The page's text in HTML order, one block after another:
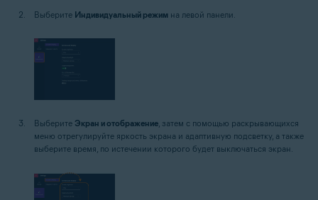
Выберите Индивидуальный режим на левой панели.
Выберите Экран и отображение , затем с помощью раскрывающихся
меню отрегулируйте яркость экрана и адаптивную подсветку, а также
выберите время, по истечении которого будет выключаться экран.